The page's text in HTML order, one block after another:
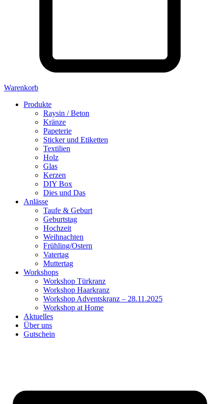
Warenkorb
Produkte
Raysin / Beton
Kränze
Papeterie
Sticker und Etiketten
Textilien
Holz
Glas
Kerzen
DIY Box
Dies und Das
Anlässe
Taufe & Geburt
Geburtstag
Hochzeit
Weihnachten
Frühling/Ostern
Vatertag
Muttertag
Workshops
Workshop Türkranz
Workshop Haarkranz
Workshop Adventskranz – 28.11.2025
Workshop at Home
Aktuelles
Über uns
Gutschein